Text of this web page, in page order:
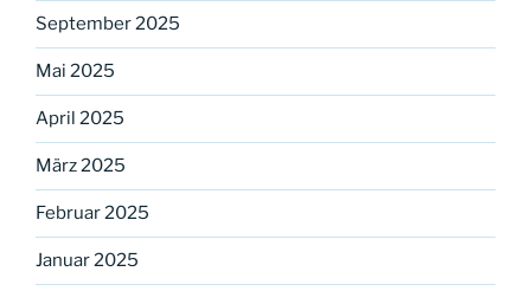
September 2025
Mai 2025
April 2025
März 2025
Februar 2025
Januar 2025